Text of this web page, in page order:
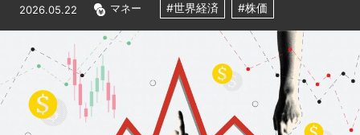
2026.05.22 マネー #世界経済 #株価